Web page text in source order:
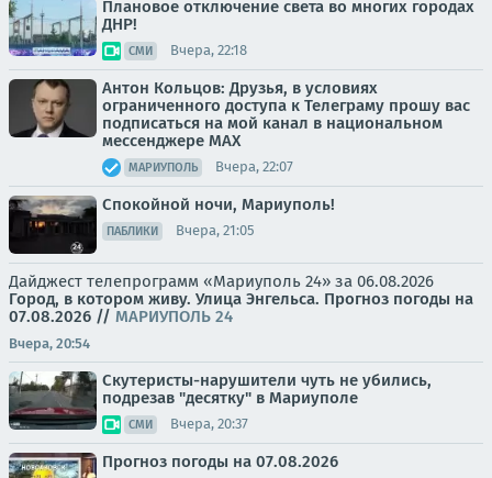
Плановое отключение света во многих городах
ДНР!
СМИ Вчера, 22:18
Антон Кольцов: Друзья, в условиях
ограниченного доступа к Телеграму прошу вас
подписаться на мой канал в национальном
мессенджере МАХ
МАРИУПОЛЬ Вчера, 22:07
Спокойной ночи, Мариуполь!
ПАБЛИКИ Вчера, 21:05
Дайджест телепрограмм «Мариуполь 24» за 06.08.2026
Город, в котором живу. Улица Энгельса. Прогноз погоды на
07.08.2026 // МАРИУПОЛЬ 24
Вчера, 20:54
Скутеристы-нарушители чуть не убились,
подрезав "десятку" в Мариуполе
СМИ Вчера, 20:37
Прогноз погоды на 07.08.2026